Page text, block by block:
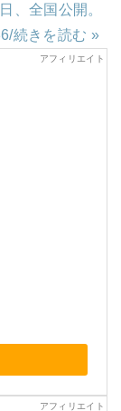
、全国公開。
続きを読む »